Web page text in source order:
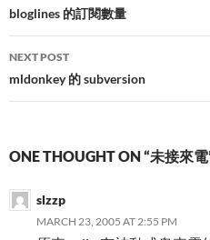
navigation
bloglines 的訂閱數量
NEXT POST
mldonkey 的 subversion
ONE THOUGHT ON “未接來電
slzzp
MARCH 23, 2005 AT 2:55 PM